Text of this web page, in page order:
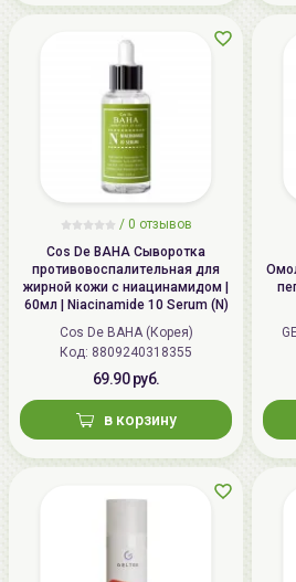
/ 0 отзывов
Cos De BAHA Сыворотка
противовоспалительная для
жирной кожи с ниацинамидом |
60мл | Niacinamide 10 Serum (N)
Cos De BAHA (Корея)
Код: 8809240318355
69.90 руб.
в корзину